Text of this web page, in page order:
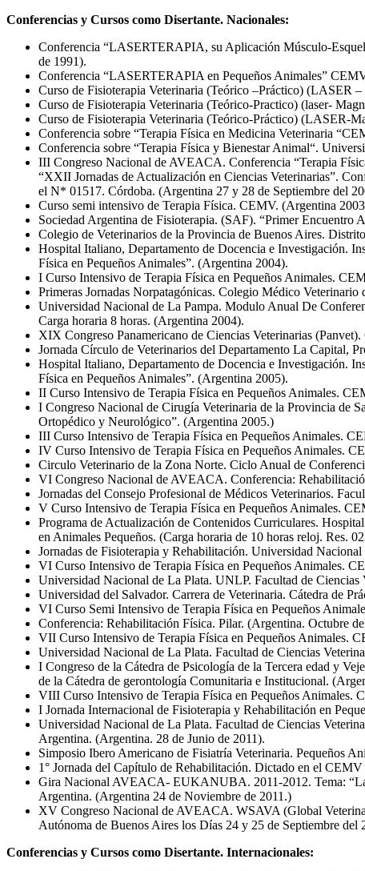
Conferencias y Cursos como Disertante. Nacionales:
Conferencia “LASERTERAPIA, su Aplicación Músculo-
de 1991).
Conferencia “LASERTERAPIA en Pequeños Animales”
Curso de Fisioterapia Veterinaria (Teórico –Práctico) (LASER
Curso de Fisioterapia Veterinaria (Teórico-Practico) (laser-
Curso de Fisioterapia Veterinaria (Teórico-Práctico) (LASER-
Conferencia sobre “Terapia Física en Medicina Veterinaria
Conferencia sobre “Terapia Física y Bienestar Animal“.
III Congreso Nacional de AVEACA. Conferencia “Terapia
“XXII Jornadas de Actualización en Ciencias Veterinarias”.
el N* 01517. Córdoba. (Argentina 27 y 28 de Septiembre del
Curso semi intensivo de Terapia Física. CEMV. (Argentina
Sociedad Argentina de Fisioterapia. (SAF). “Primer Encuentro
Colegio de Veterinarios de la Provincia de Buenos Aires.
Hospital Italiano, Departamento de Docencia e Investigación.
Física en Pequeños Animales”. (Argentina 2004).
I Curso Intensivo de Terapia Física en Pequeños Animales.
Primeras Jornadas Norpatagónicas. Colegio Médico
Universidad Nacional de La Pampa. Modulo Anual De
Carga horaria 8 horas. (Argentina 2004).
XIX Congreso Panamericano de Ciencias Veterinarias
Jornada Círculo de Veterinarios del Departamento La Capital,
Hospital Italiano, Departamento de Docencia e Investigación.
Física en Pequeños Animales”. (Argentina 2005).
II Curso Intensivo de Terapia Física en Pequeños Animales.
I Congreso Nacional de Cirugía Veterinaria de la Provincia de
Ortopédico y Neurológico”. (Argentina 2005.)
III Curso Intensivo de Terapia Física en Pequeños Animales.
IV Curso Intensivo de Terapia Física en Pequeños Animales.
Circulo Veterinario de la Zona Norte. Ciclo Anual de
VI Congreso Nacional de AVEACA. Conferencia:
Jornadas del Consejo Profesional de Médicos Veterinarios.
V Curso Intensivo de Terapia Física en Pequeños Animales.
Programa de Actualización de Contenidos Curriculares.
en Animales Pequeños. (Carga horaria de 10 horas reloj. Res.
Jornadas de Fisioterapia y Rehabilitación. Universidad
VI Curso Intensivo de Terapia Física en Pequeños Animales.
Universidad Nacional de La Plata. UNLP. Facultad de
Universidad del Salvador. Carrera de Veterinaria. Cátedra de
VI Curso Semi Intensivo de Terapia Física en Pequeños
Conferencia: Rehabilitación Física. Pilar. (Argentina. Octubre
VII Curso Intensivo de Terapia Física en Pequeños Animales.
Universidad Nacional de La Plata. Facultad de Ciencias
I Congreso de la Cátedra de Psicología de la Tercera edad y
de la Cátedra de gerontología Comunitaria e Institucional.
VIII Curso Intensivo de Terapia Física en Pequeños Animales.
I Jornada Internacional de Fisioterapia y Rehabilitación en
Universidad Nacional de La Plata. Facultad de Ciencias
Argentina. (Argentina. 28 de Junio de 2011).
Simposio Ibero Americano de Fisiatría Veterinaria. Pequeños
1° Jornada del Capítulo de Rehabilitación. Dictado en el
Gira Nacional AVEACA- EUKANUBA. 2011-2012. Tema: “La
Argentina. (Argentina 24 de Noviembre de 2011.)
XV Congreso Nacional de AVEACA. WSAVA (Global
Autónoma de Buenos Aires los Días 24 y 25 de Septiembre
Conferencias y Cursos como Disertante. Internacionales: